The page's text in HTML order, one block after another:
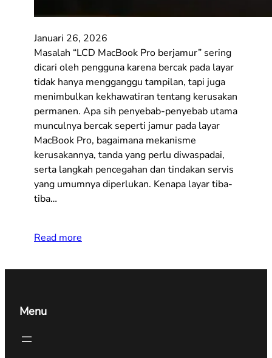
Januari 26, 2026
Masalah “LCD MacBook Pro berjamur” sering
dicari oleh pengguna karena bercak pada layar
tidak hanya mengganggu tampilan, tapi juga
menimbulkan kekhawatiran tentang kerusakan
permanen. Apa sih penyebab-penyebab utama
munculnya bercak seperti jamur pada layar
MacBook Pro, bagaimana mekanisme
kerusakannya, tanda yang perlu diwaspadai,
serta langkah pencegahan dan tindakan servis
yang umumnya diperlukan. Kenapa layar tiba-
tiba…
Read more
Menu